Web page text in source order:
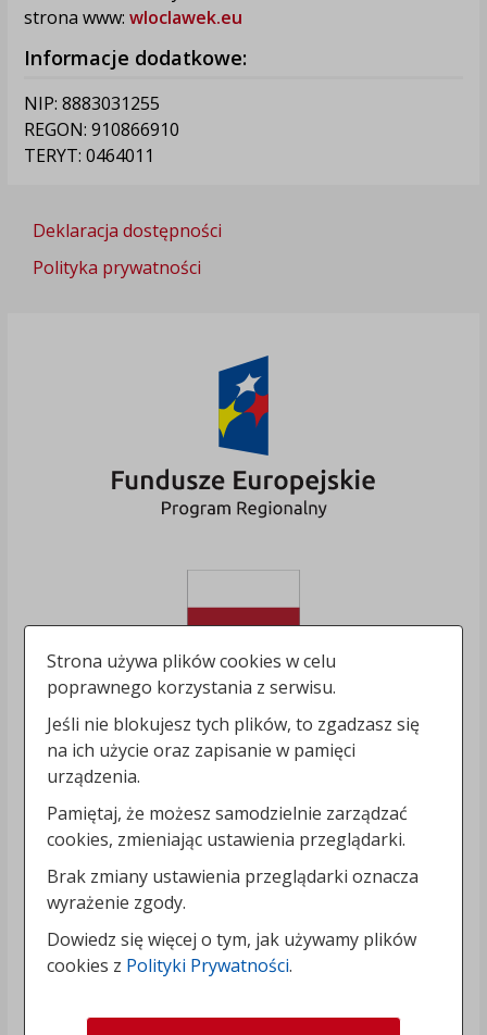
strona www: wloclawek.eu
Informacje dodatkowe:
NIP: 8883031255
REGON: 910866910
TERYT: 0464011
Deklaracja dostępności
Polityka prywatności
Strona używa plików cookies w celu
poprawnego korzystania z serwisu.
Jeśli nie blokujesz tych plików, to zgadzasz się
na ich użycie oraz zapisanie w pamięci
urządzenia.
Pamiętaj, że możesz samodzielnie zarządzać
cookies, zmieniając ustawienia przeglądarki.
Brak zmiany ustawienia przeglądarki oznacza
wyrażenie zgody.
Dowiedz się więcej o tym, jak używamy plików
cookies z Polityki Prywatności.